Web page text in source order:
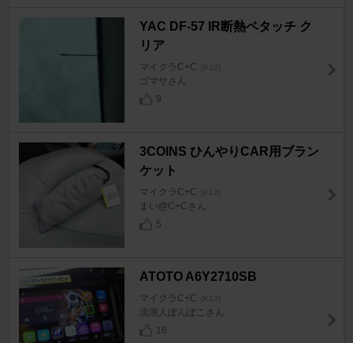
YAC DF-57 IR断熱ペタッチ ク
リア
マイクラC+C [K12]
ゴマサさん
9
3COINS ひんやりCAR用ブラン
ケット
マイクラC+C [K12]
まい@C+Cさん
5
ATOTO A6Y2710SB
マイクラC+C [K12]
流浪人ぽんぽこさん
16